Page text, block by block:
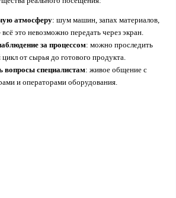
атмосферу: шум машин, запах материалов,
это невозможно передать через экран.
за процессом: можно проследить
цикл от сырья до готового продукта.
вопросы специалистам: живое общение с
и операторами оборудования.